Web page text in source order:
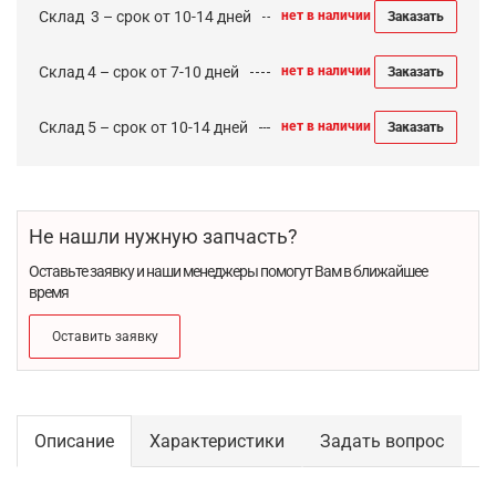
Cклад 3 – срок от 10-14 дней нет в наличии Заказать
Склад 4 – срок от 7-10 дней нет в наличии Заказать
Склад 5 – срок от 10-14 дней нет в наличии Заказать
Не нашли нужную запчасть?
Оставьте заявку и наши менеджеры помогут Вам в ближайшее
время
Оставить заявку
Описание Характеристики Задать вопрос